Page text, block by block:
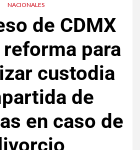
NACIONALES
de CDMX
para
custodia
de
en caso de